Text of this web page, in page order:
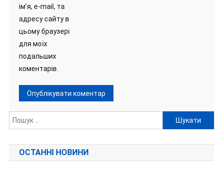
ім'я, e-mail, та
адресу сайту в
цьому браузері
для моїх
подальших
коментарів.
Пошук:
ОСТАННІ НОВИНИ